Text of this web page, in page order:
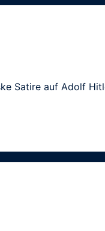
Satire auf Adolf